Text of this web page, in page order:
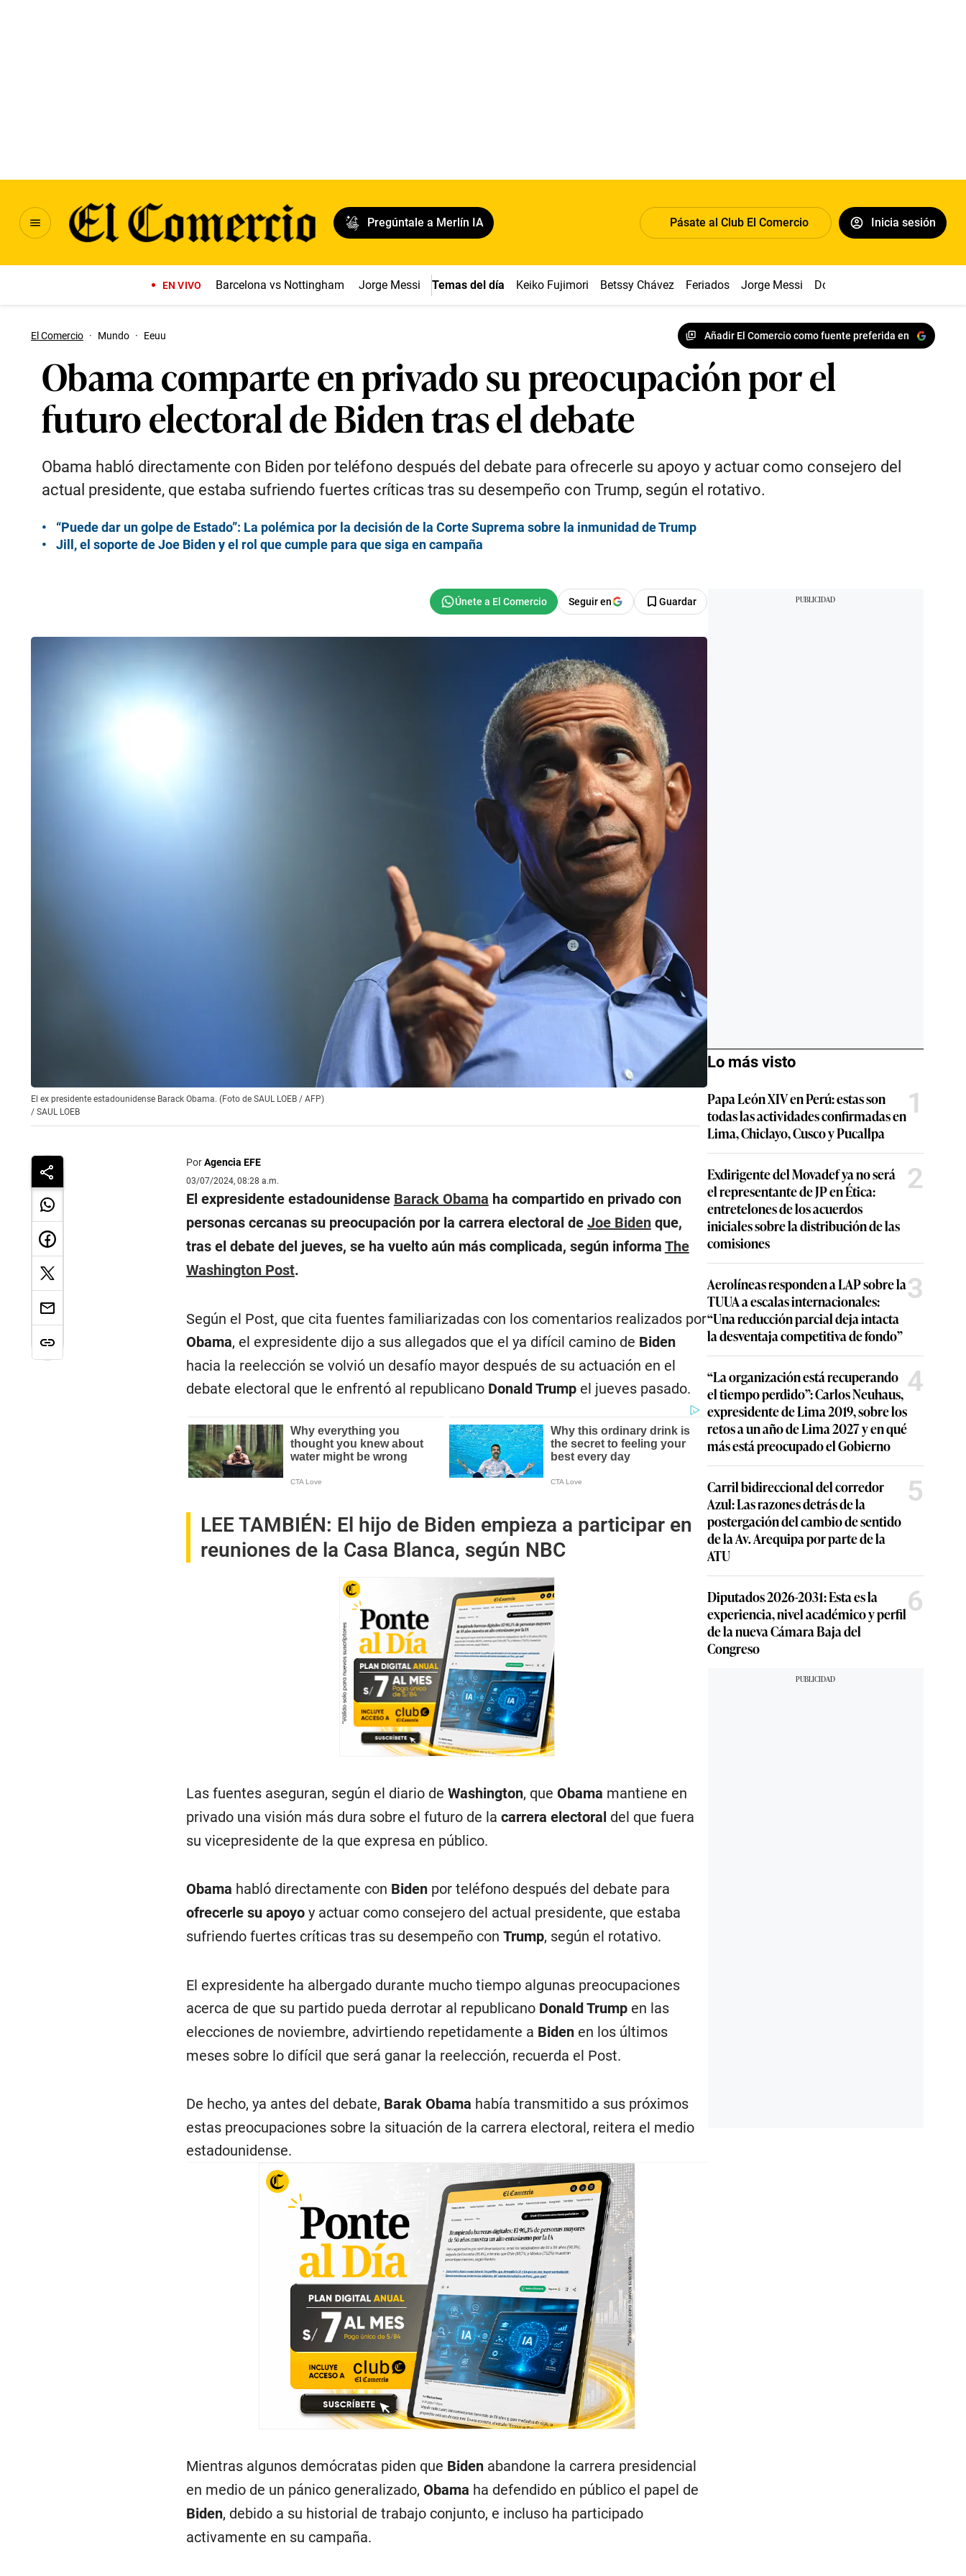
Pregúntale a Merlín IA Pásate al Club El Comercio Inicia sesión
EN VIVO Barcelona vs Nottingham Jorge Messi Temas del día Keiko Fujimori Betssy Chávez Feriados Jorge Messi Dólar
El Comercio · Mundo · Eeuu Añadir El Comercio como fuente preferida en
Obama comparte en privado su preocupación por el
futuro electoral de Biden tras el debate
Obama habló directamente con Biden por teléfono después del debate para ofrecerle su apoyo y actuar como consejero del
actual presidente, que estaba sufriendo fuertes críticas tras su desempeño con Trump, según el rotativo.
“Puede dar un golpe de Estado”: La polémica por la decisión de la Corte Suprema sobre la inmunidad de Trump
Jill, el soporte de Joe Biden y el rol que cumple para que siga en campaña
Seguir en Guardar
El ex presidente estadounidense Barack Obama. (Foto de SAUL LOEB / AFP)
/ SAUL LOEB
PorAgencia EFE
03/07/2024, 08:28 a.m.
El expresidente estadounidense Barack Obama ha compartido en privado con
personas cercanas su preocupación por la carrera electoral de Joe Bidenque,
tras el debate del jueves, se ha vuelto aún más complicada, según informa The
Washington Post.
Según el Post, que cita fuentes familiarizadas con los comentarios realizados por
Obama, el expresidente dijo a sus allegados que el ya difícil camino de Biden
hacia la reelección se volvió un desafío mayor después de su actuación en el
debate electoral que le enfrentó al republicano Donald Trump el jueves pasado.
LEE TAMBIÉN: El hijo de Biden empieza a participar en
reuniones de la Casa Blanca, según NBC
Las fuentes aseguran, según el diario de Washington, que Obama mantiene en
privado una visión más dura sobre el futuro de la carrera electoral del que fuera
su vicepresidente de la que expresa en público.
Obama habló directamente con Biden por teléfono después del debate para
ofrecerle su apoyoy actuar como consejero del actual presidente, que estaba
sufriendo fuertes críticas tras su desempeño con Trump, según el rotativo.
El expresidente ha albergado durante mucho tiempo algunas preocupaciones
acerca de que su partido pueda derrotar al republicano Donald Trump en las
elecciones de noviembre, advirtiendo repetidamente a Biden en los últimos
meses sobre lo difícil que será ganar la reelección, recuerda el Post.
De hecho, ya antes del debate, Barak Obama había transmitido a sus próximos
estas preocupaciones sobre la situación de la carrera electoral, reitera el medio
estadounidense.
Mientras algunos demócratas piden que Biden abandone la carrera presidencial
en medio de un pánico generalizado, Obama ha defendido en público el papel de
Biden, debido a su historial de trabajo conjunto, e incluso ha participado
activamente en su campaña.
Lo más visto
Papa León XIV en Perú: estas son
todas las actividades confirmadas en
Lima, Chiclayo, Cusco y Pucallpa
1
Exdirigente del Movadef ya no será
el representante de JP en Ética:
entretelones de los acuerdos
iniciales sobre la distribución de las
comisiones
2
Aerolíneas responden a LAP sobre la
TUUA a escalas internacionales:
“Una reducción parcial deja intacta
la desventaja competitiva de fondo”
3
“La organización está recuperando
el tiempo perdido”: Carlos Neuhaus,
expresidente de Lima 2019, sobre los
retos a un año de Lima 2027 y en qué
más está preocupado el Gobierno
4
Carril bidireccional del corredor
Azul: Las razones detrás de la
postergación del cambio de sentido
de la Av. Arequipa por parte de la
ATU
5
Diputados 2026-2031: Esta es la
experiencia, nivel académico y perfil
de la nueva Cámara Baja del
Congreso
6